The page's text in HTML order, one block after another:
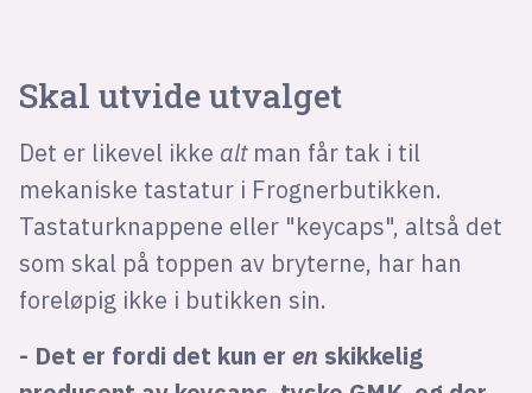
Skal utvide utvalget
Det er likevel ikke alt man får tak i til
mekaniske tastatur i Frognerbutikken.
Tastaturknappene eller "keycaps", altså det
som skal på toppen av bryterne, har han
foreløpig ikke i butikken sin.
- Det er fordi det kun er en skikkelig